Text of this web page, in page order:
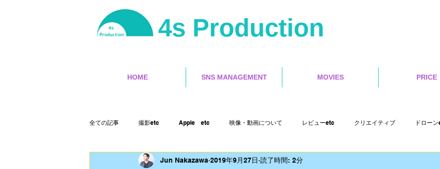
4s Production
HOME SNS MANAGEMENT MOVIES PRICE
全ての記事 撮影etc Apple etc 映像・動画について レビューetc クリエイティブ ドロー
ユーチューバー Misoca アンバサダーetc
Jun Nakazawa 2019年9月27日 読了時間: 2分